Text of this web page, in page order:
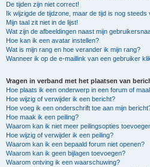
De tijden zijn niet correct!
Ik wijzigde de tijdzone, maar de tijd is nog steeds
Mijn taal zit niet in de lijst!
Wat zijn de afbeeldingen naast mijn
Hoe kan ik een avatar instellen?
Wat is mijn rang en hoe verander ik mijn rang?
Wanneer ik op de e-maillink van een gebruiker
Vragen in verband met het plaatsen van
Hoe plaats ik een onderwerp in een forum of
Hoe wijzig of verwijder ik een bericht?
Hoe voeg ik een onderschrift toe aan mijn
Hoe maak ik een peiling?
Waarom kan ik niet meer peilingsopties
Hoe wijzig of verwijder ik een peiling?
Waarom kan ik een bepaald forum niet openen?
Waarom kan ik geen bijlagen toevoegen?
Waarom ontving ik een waarschuwing?